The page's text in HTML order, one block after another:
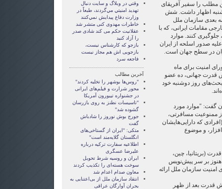
مطلب را سفیر آفریقای
اظهار داشت. شش
بعدی سازمان ملل
مقامات ایرانی‌، که با
جلوگیری کنند. موارد
صدور اسلحه از ایران
در سطح جهان است.
امنیت برای ماه
قدرت جهانی، ده عضو
بحث‌های روز دوشنبه خود
گفت: "موارد مورد
ممنوعیت مسافرتی،
که دارایی‌هایشان
و موضوع
(بریتانیا، چین،
هنوز بر سر پیش‌نویس
امنیت سازمان ملل ارائه
قدرت بعد از ظهر
وقتي در وبلاگ و سايت دنبال
تهديد امنيتي مي‌گردند، طبعاً در
وزارت دفاع پيدايش نمي‌كنند
خاطرات مهدوی كنی متشر شد
عقلانيت حکم می کند شادی صدر
را آزاد کنيد
بازجو که کارشناس نیست،
بازجویی اش هم مجاز نیست
فاجعه سرد
آخرین مطالب
"روس‌ها بوشهر را تخلیه کردند"
محور شرارت و فیلم‌های ایرانی
در جشنواره تیبورون آمریکا
"تاسیسات نطنز به روی بازرسان
گشوده شد"
جورج بوش نوروز را شادباش
گفت
متکی: "ایران از گستاخی‌های
انگلستان گلایه‌مند است"
اطلاعیه سفارت ترکیه درباره
علیرضا عسگری
ایران و روسیه شرط تحویل
سوخت هسته‌ای را تکذیب کردند
معاون صدام اعدام شد
انتقاد سازمان ملل از بی‌اعتنایی به
بحران آوارگان عراقی